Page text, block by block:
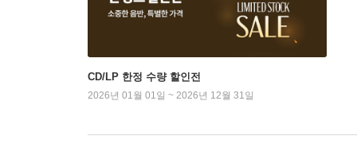
CD/LP 한정 수량 할인전
2026년 01월 01일 ~ 2026년 12월 31일